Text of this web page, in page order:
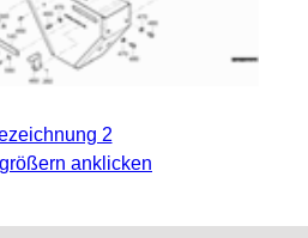
2
anklicken